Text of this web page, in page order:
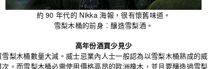
約 90 年代的 Nikka 海報，很有懷舊味道。
雪梨木桶的前身︰釀造雪梨酒。
高年份酒買少見少
梨木桶數量大減。威士忌業內人士一般認為以雪梨木桶熟成的
。而雪梨木桶必需使用價格高昂的歐洲橡木，並且要釀造過雪